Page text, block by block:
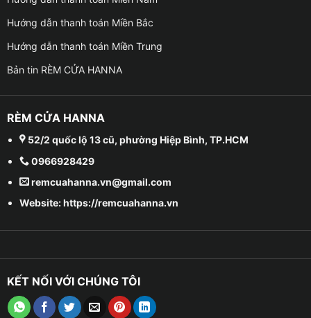
Hướng dẫn thanh toán Miền Bắc
Hướng dẫn thanh toán Miền Trung
Bản tin RÈM CỬA HANNA
RÈM CỬA HANNA
52/2 quốc lộ 13 cũ, phường Hiệp Bình, TP.HCM
0966928429
remcuahanna.vn@gmail.com
Website: https://remcuahanna.vn
KẾT NỐI VỚI CHÚNG TÔI